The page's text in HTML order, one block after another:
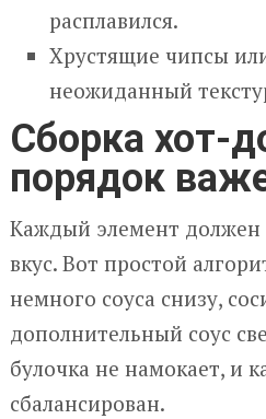
расплавился.
Хрустящие чипсы
неожиданный
Сборка хот-
порядок
Каждый элемент должен
вкус. Вот простой
немного соуса снизу,
дополнительный соус
булочка не намокает, и
сбалансирован.